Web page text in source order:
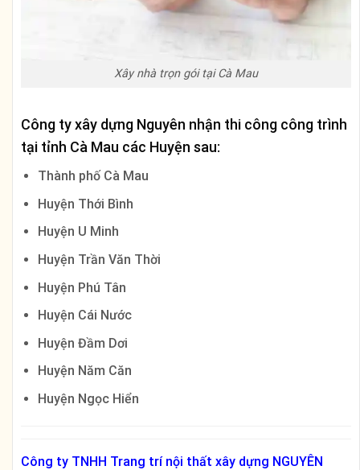
Xây nhà trọn gói tại Cà Mau
Công ty xây dựng Nguyên nhận thi công công trình
tại tỉnh Cà Mau các Huyện sau:
Thành phố Cà Mau
Huyện Thới Bình
Huyện U Minh
Huyện Trần Văn Thời
Huyện Phú Tân
Huyện Cái Nước
Huyện Đầm Dơi
Huyện Năm Căn
Huyện Ngọc Hiển
Công ty TNHH Trang trí nội thất xây dựng NGUYÊN